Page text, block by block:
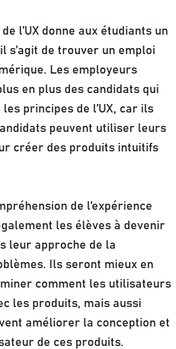
l’UX donne aux étudiants un
s’agit de trouver un emploi
Les employeurs
en plus des candidats qui
principes de l’UX, car ils
peuvent utiliser leurs
créer des produits intuitifs
de l’expérience
les élèves à devenir
leur approche de la
Ils seront mieux en
comment les utilisateurs
les produits, mais aussi
améliorer la conception et
de ces produits.